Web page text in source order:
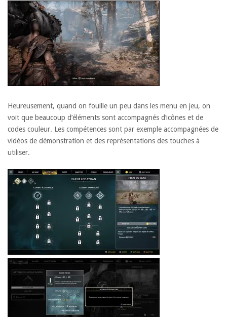
Heureusement, quand on fouille un peu dans les menu en jeu, on
voit que beaucoup d’éléments sont accompagnés d’icônes et de
codes couleur. Les compétences sont par exemple accompagnées de
vidéos de démonstration et des représentations des touches à
utiliser.